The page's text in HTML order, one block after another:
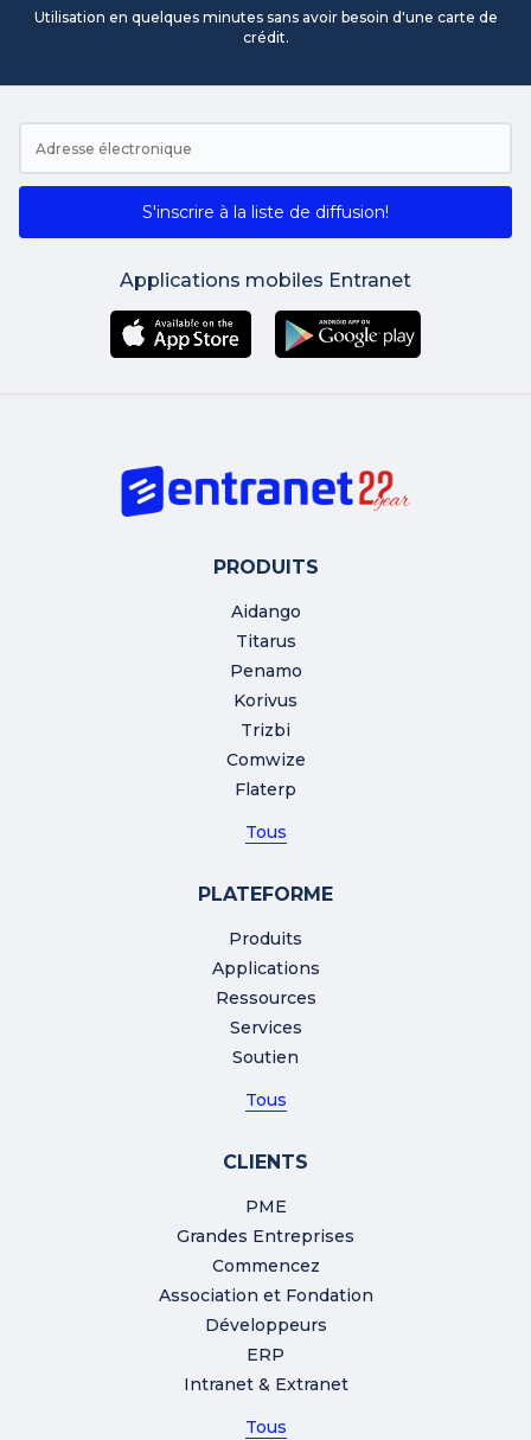
Utilisation en quelques minutes sans avoir besoin d'une carte de
crédit.
S'inscrire à la liste de diffusion!
Applications mobiles Entranet
PRODUITS
Aidango
Titarus
Penamo
Korivus
Trizbi
Comwize
Flaterp
Tous
PLATEFORME
Produits
Applications
Ressources
Services
Soutien
Tous
CLIENTS
PME
Grandes Entreprises
Commencez
Association et Fondation
Développeurs
ERP
Intranet & Extranet
Tous